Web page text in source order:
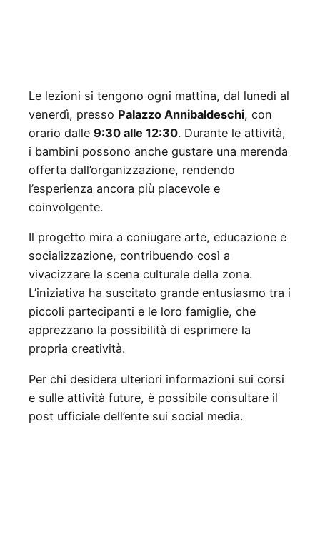
Le lezioni si tengono ogni mattina, dal lunedì al
venerdì, presso Palazzo Annibaldeschi, con
orario dalle 9:30 alle 12:30. Durante le attività,
i bambini possono anche gustare una merenda
offerta dall’organizzazione, rendendo
l’esperienza ancora più piacevole e
coinvolgente.
Il progetto mira a coniugare arte, educazione e
socializzazione, contribuendo così a
vivacizzare la scena culturale della zona.
L’iniziativa ha suscitato grande entusiasmo tra i
piccoli partecipanti e le loro famiglie, che
apprezzano la possibilità di esprimere la
propria creatività.
Per chi desidera ulteriori informazioni sui corsi
e sulle attività future, è possibile consultare il
post ufficiale dell’ente sui social media.